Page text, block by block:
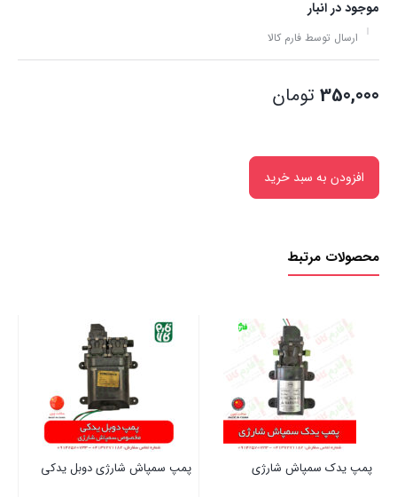
موجود در انبار
ارسال توسط فارم کالا
350,000 تومان
افزودن به سبد خرید
محصولات مرتبط
پمپ یدک سمپاش شارژی پمپ سمپاش شارژی دوبل یدکی